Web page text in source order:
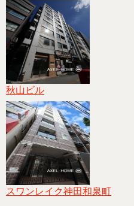
秋山ビル
スワンレイク神田和泉町